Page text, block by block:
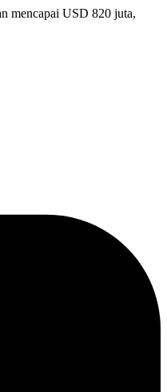
mencapai USD 820 juta,